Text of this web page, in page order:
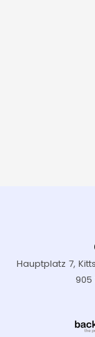
Hauptplatz 7,
905